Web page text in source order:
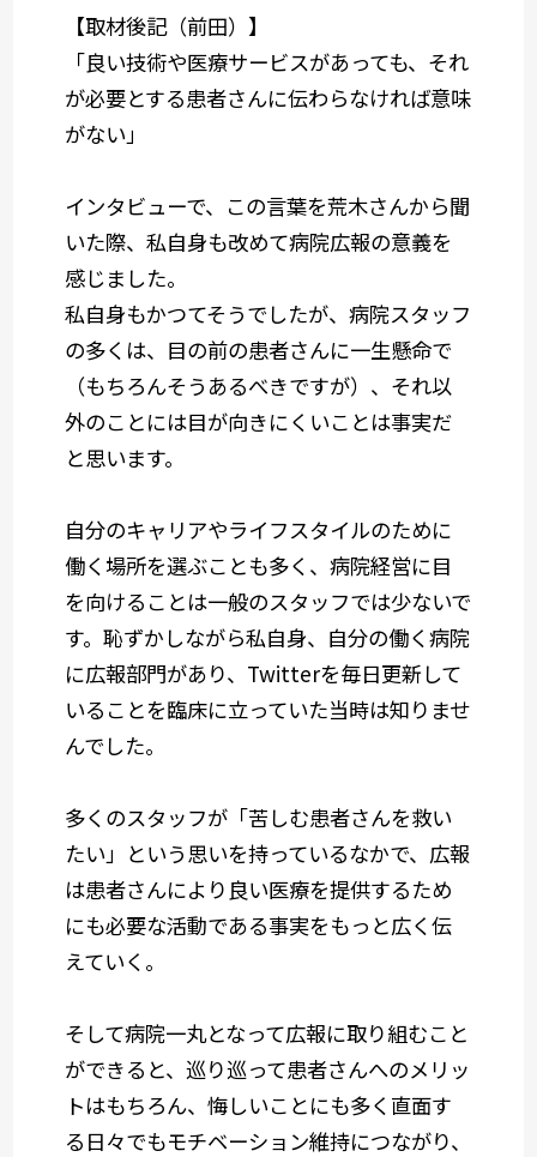
【取材後記（前田）】
「良い技術や医療サービスがあっても、それ
が必要とする患者さんに伝わらなければ意味
がない」
インタビューで、この言葉を荒木さんから聞
いた際、私自身も改めて病院広報の意義を
感じました。
私自身もかつてそうでしたが、病院スタッフ
の多くは、目の前の患者さんに一生懸命で
（もちろんそうあるべきですが）、それ以
外のことには目が向きにくいことは事実だ
と思います。
自分のキャリアやライフスタイルのために
働く場所を選ぶことも多く、病院経営に目
を向けることは一般のスタッフでは少ないで
す。恥ずかしながら私自身、自分の働く病院
に広報部門があり、Twitterを毎日更新して
いることを臨床に立っていた当時は知りませ
んでした。
多くのスタッフが「苦しむ患者さんを救い
たい」という思いを持っているなかで、広報
は患者さんにより良い医療を提供するため
にも必要な活動である事実をもっと広く伝
えていく。
そして病院一丸となって広報に取り組むこと
ができると、巡り巡って患者さんへのメリッ
トはもちろん、悔しいことにも多く直面す
る日々でもモチベーション維持につながり、